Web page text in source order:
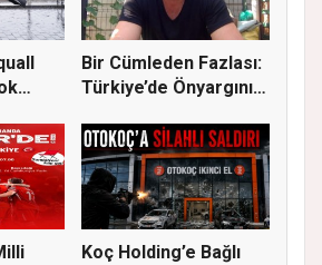
Bir Cümleden Fazlası:
Türkiye’de Önyargının
Koç Holding’e Bağlı